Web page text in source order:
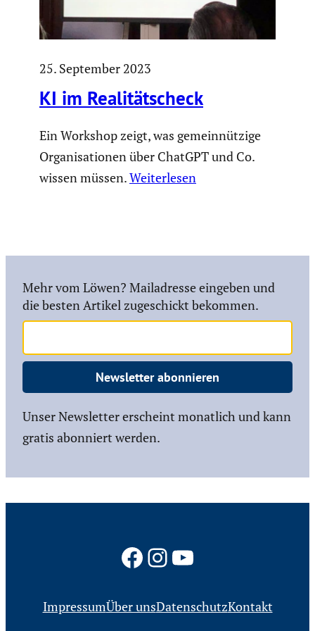
25. September 2023
KI im Reali­täts­check
Ein Workshop zeigt, was gemeinnützige
Organisationen über ChatGPT und Co.
wissen müssen.Weiterlesen
Mehr vom Löwen? Mailadresse eingeben und
die besten Artikel zugeschickt bekommen.
Newsletter abonnieren
Unser Newsletter erscheint monatlich und kann
gratis abonniert werden.
Facebook
Instagram
YouTube
ImpressumÜber unsDatenschutzKontakt